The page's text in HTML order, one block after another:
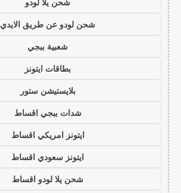
شحن لودو عن طريق الايدي
شعبية ببجي
بطاقات ايتونز
بلايستيشن ستور
شدات ببجي اقساط
ايتونز امريكي اقساط
ايتونز سعودي اقساط
شحن يلا لودو اقساط